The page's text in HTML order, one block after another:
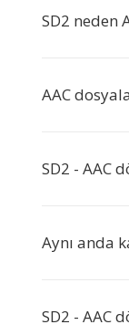
SD2 neden
AAC
SD2 - AAC
Aynı anda
SD2 - AAC